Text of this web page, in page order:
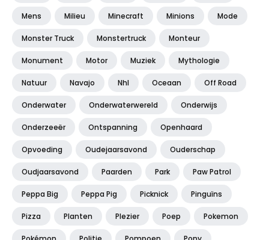
Mens Milieu Minecraft Minions Mode
Monster Truck Monstertruck Monteur
Monument Motor Muziek Mythologie
Natuur Navajo Nhl Oceaan Off Road
Onderwater Onderwaterwereld Onderwijs
Onderzeeër Ontspanning Openhaard
Opvoeding Oudejaarsavond Ouderschap
Oudjaarsavond Paarden Park Paw Patrol
Peppa Big Peppa Pig Picknick Pinguïns
Pizza Planten Plezier Poep Pokemon